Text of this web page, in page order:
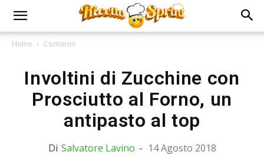
Home Contorno
Involtini di Zucchine con
Prosciutto al Forno, un
antipasto al top
Di Salvatore Lavino - 14 Agosto 2018